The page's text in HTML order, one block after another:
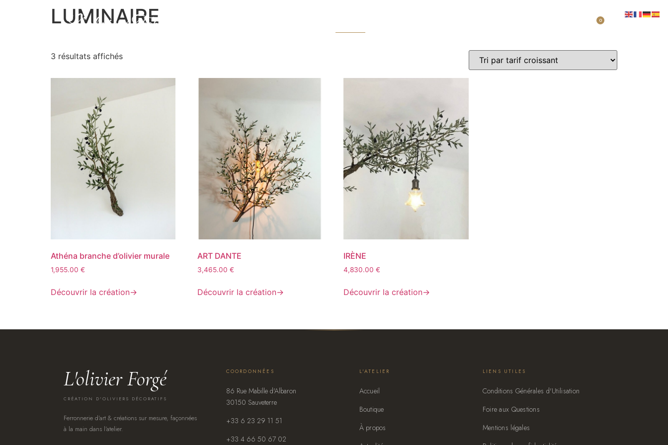
0
LUMINAIRE
3 résultats affichés
Athéna branche d’olivier murale
1,955.00 €
Découvrir la création→
ART DANTE
3,465.00 €
Découvrir la création→
IRÈNE
4,830.00€
Découvrir la création→
L'olivier Forgé
CRÉATION D'OLIVIERS DÉCORATIFS
Ferronnerie d'art & créations sur mesure, façonnées
à la main dans l'atelier.
COORDONNÉES
86 Rue Mabille d'Albaron
30150 Sauveterre
+33 6 23 29 11 51
+33 4 66 50 67 02
L'ATELIER
Accueil
Boutique
À propos
LIENS UTILES
Conditions Générales d'Utilisation
Foire aux Questions
Mentions légales